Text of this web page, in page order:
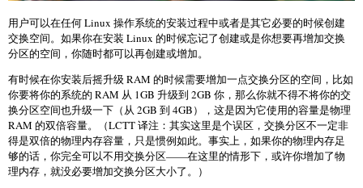
用户可以在任何 Linux 操作系统的安装过程中或者是其它必要的时候创建
交换空间。如果你在安装 Linux 的时候忘记了创建或是你想要再增加交换
分区的空间，你随时都可以再创建或增加。
有时候在你安装后摇升级 RAM 的时候需要增加一点交换分区的空间，比如
你要将你的系统的 RAM 从 1GB 升级到 2GB 你，那么你就不得不将你的交
换分区空间也升级一下（从 2GB 到 4GB），这是因为它使用的容量是物理
RAM 的双倍容量。（LCTT 译注：其实这里是个误区，交换分区不一定非
得是双倍的物理内存容量，只是惯例如此。事实上，如果你的物理内存足
够的话，你完全可以不用交换分区——在这里的情形下，或许你增加了物
理内存，就没必要增加交换分区大小了。）